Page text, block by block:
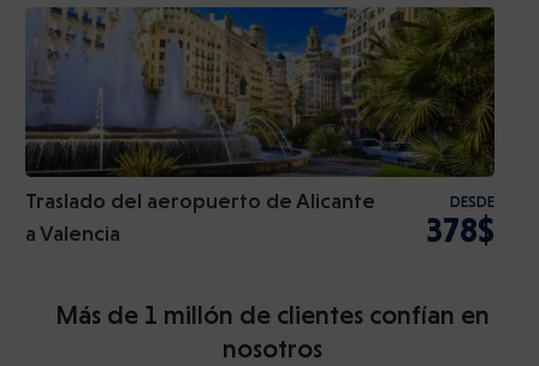
Traslado del aeropuerto de Alicante
a Valencia
DESDE
378$
Más de 1 millón de clientes confían en
nosotros